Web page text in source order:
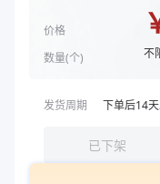
价格
数量(个) 不
发货周期 下单后14
已下架